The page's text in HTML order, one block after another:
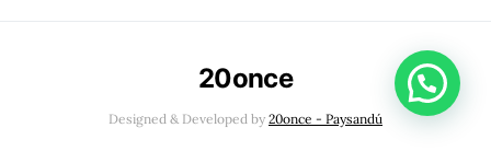
20once
Designed & Developed by 20once - Paysandú
Conéctacte con 20once!